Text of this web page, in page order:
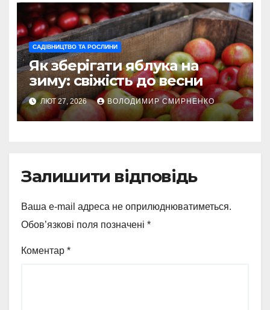
САДІВНИЦТВО ТА РОСЛИНИ
Як зберігати яблука на
зиму: свіжість до весни
ЛЮТ 27, 2026 ВОЛОДИМИР СМИРНЕНКО
Залишити відповідь
Ваша e-mail адреса не оприлюднюватиметься.
Обов’язкові поля позначені *
Коментар *